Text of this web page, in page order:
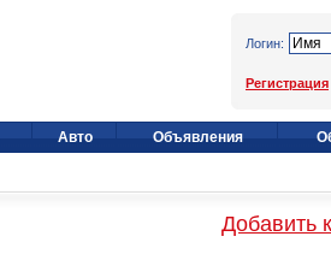
Логин:
Регистрация
Авто Объявления
Добавить